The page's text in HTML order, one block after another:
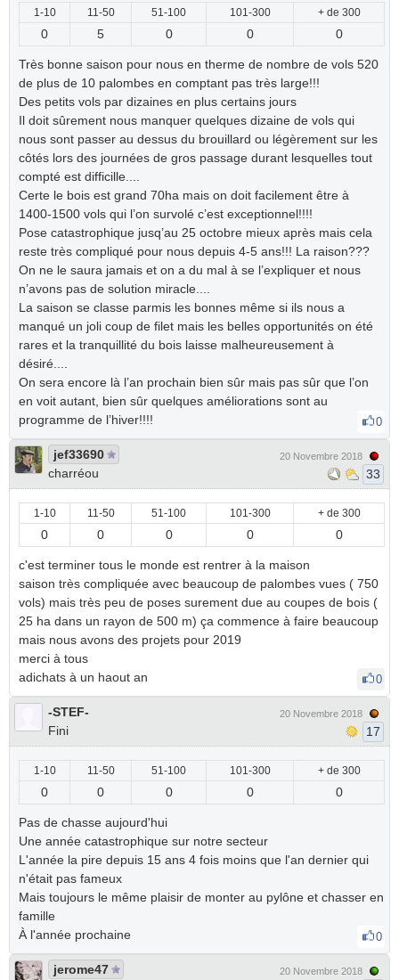
1-10 11-50 51-100 101-300 + de 300
0 5 0 0 0
Très bonne saison pour nous en therme de nombre de vols 520
de plus de 10 palombes en comptant pas très large!!!
Des petits vols par dizaines en plus certains jours
Il doit sûrement nous manquer quelques dizaine de vols qui
nous sont passer au dessus du brouillard ou légèrement sur les
côtés lors des journées de gros passage durant lesquelles tout
compté est difficille....
Certe le bois est grand 70ha mais on doit facilement être à
1400-1500 vols qui l’on survolé c’est exceptionnel!!!!
Pose catastrophique jusq’au 25 octobre mieux après mais cela
reste très compliqué pour nous depuis 4-5 ans!!! La raison???
On ne le saura jamais et on a du mal à se l’expliquer et nous
n’avons pas de solution miracle....
La saison se classe parmis les bonnes même si ils nous a
manqué un joli coup de filet mais les belles opportunités on été
rares et la tranquillité du bois laisse malheureusement à
désiré....
On sera encore là l’an prochain bien sûr mais pas sûr que l’on
en voit autant, bien sûr quelques améliorations sont au
programme de l’hiver!!!!
0
jef33690
charréou
20 Novembre 2018
33
1-10 11-50 51-100 101-300 + de 300
0 0 0 0 0
c'est terminer tous le monde est rentrer à la maison
saison très compliquée avec beaucoup de palombes vues ( 750
vols) mais très peu de poses surement due au coupes de bois (
25 ha dans un rayon de 500 m) ça commence à faire beaucoup
mais nous avons des projets pour 2019
merci à tous
adichats à un haout an
0
-STEF-
Fini
20 Novembre 2018
17
1-10 11-50 51-100 101-300 + de 300
0 0 0 0 0
Pas de chasse aujourd'hui
Une année catastrophique sur notre secteur
L'année la pire depuis 15 ans 4 fois moins que l'an dernier qui
n'était pas fameux
Mais toujours le même plaisir de monter au pylône et chasser en
famille
À l'année prochaine
0
jerome47
20 Novembre 2018